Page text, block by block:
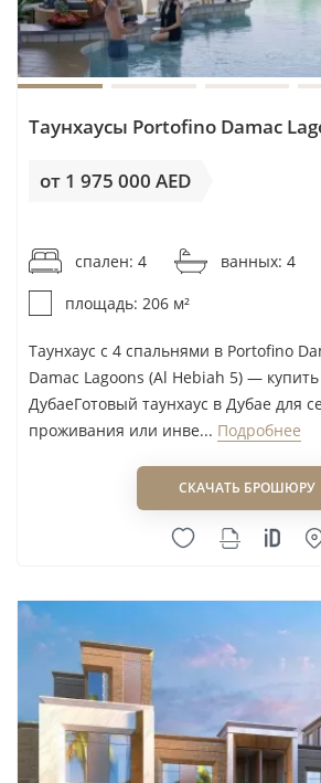
Таунхаусы Portofino Damac
от 1 975 000 AED
спален: 4
ванных: 4
площадь: 206 м²
Таунхаус с 4 спальнями в Portofino
Damac Lagoons (Al Hebiah 5) —
ДубаеГотовый таунхаус в Дубае для
проживания или инве... Подробнее
СКАЧАТЬ БРОШЮРУ